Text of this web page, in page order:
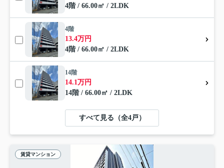
4階 / 66.00㎡ / 2LDK
4階
13.4万円
4階 / 66.00㎡ / 2LDK
14階
14.1万円
14階 / 66.00㎡ / 2LDK
すべて見る（全4戸）
賃貸マンション